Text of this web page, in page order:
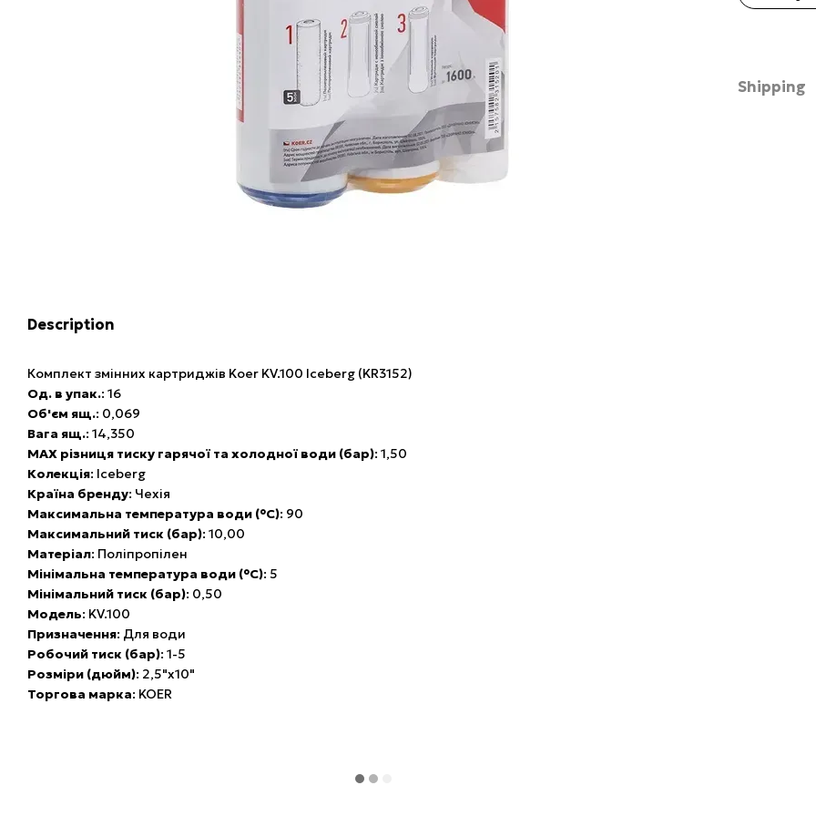
Description
Комплект змінних картриджів Koer KV.100 Iceberg (KR3152)
Од. в упак.: 16
Об'єм ящ.: 0,069
Вага ящ.: 14,350
MAX різниця тиску гарячої та холодної води (бар): 1,50
Колекція: Iceberg
Країна бренду: Чехія
Максимальна температура води (°C): 90
Максимальний тиск (бар): 10,00
Матеріал: Поліпропілен
Мінімальна температура води (°C): 5
Мінімальний тиск (бар): 0,50
Модель: KV.100
Призначення: Для води
Робочий тиск (бар): 1-5
Розміри (дюйм): 2,5"х10"
Торгова марка: KOER
Shipping